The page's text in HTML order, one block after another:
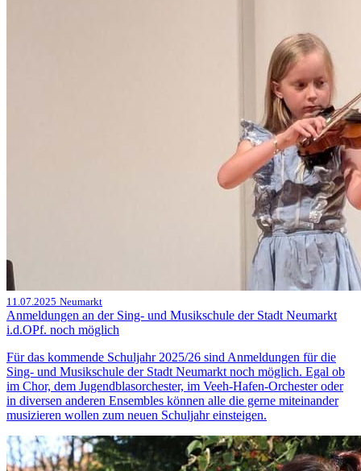
11.07.2025 Neumarkt
Anmeldungen an der Sing- und Musikschule der Stadt Neumarkt
i.d.OPf. noch möglich
Für das kommende Schuljahr 2025/26 sind Anmeldungen für die
Sing- und Musikschule der Stadt Neumarkt noch möglich. Egal ob
im Chor, dem Jugendblasorchester, im Veeh-Hafen-Orchester oder
in diversen anderen Ensembles können alle die gerne miteinander
musizieren wollen zum neuen Schuljahr einsteigen.